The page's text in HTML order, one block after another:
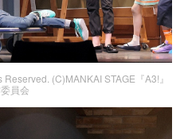
(C)MANKAI STAGE『A3!』
員会